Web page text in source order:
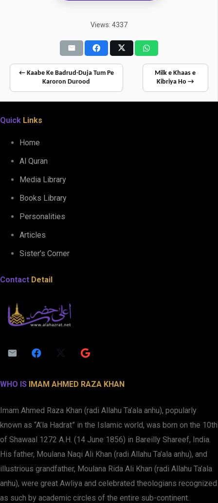
Views: 4337
← Kaabe Ke Badrud-Duja Tum Pe
Karoron Durood
Milk e Khaas e
Kibriya Ho →
Quick Links
Home
Al Quran
Media Library
Books Library
Personalities
Articles
Sister’s Corner
Contact Detail
WHO IS IMAM AHMED RAZA KHAN
Imam Ahmed Raza Khan (radi Allahu Ta’ala anhu), popularly
known as “A’la Hadrat” in the Islamic world, was born on the 10th
of Shawaal 1272 A.H. (14 June 1856) in Bareilly Shareef, India.
His father, Moulana Naqi Ali Khan (radi Allahu Ta’ala anhu), and
illustrious grandfather, Moulana Rida Ali Khan (radi Allahu Ta’ala
anhu), were great Awliya and celebrated theologians recognized
as such by academic circles of the entire sub-continent.